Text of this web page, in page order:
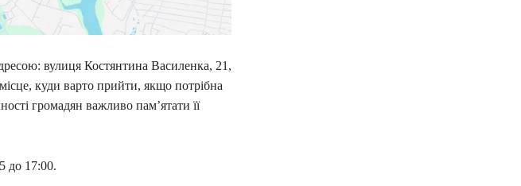
вулиця Костянтина Василенка, 21,
куди варто прийти, якщо потрібна
громадян важливо пам’ятати її
до 17:00.